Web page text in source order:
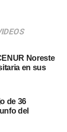
Noreste
en sus
de 36
del